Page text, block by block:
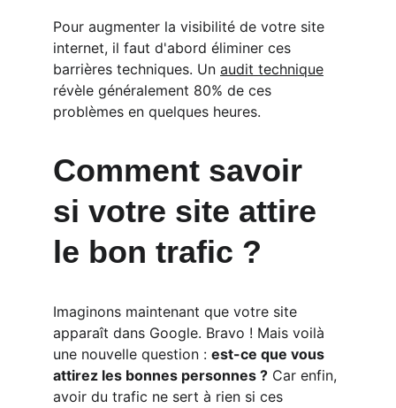
Pour augmenter la visibilité de votre site
internet, il faut d'abord éliminer ces
barrières techniques. Un audit technique
révèle généralement 80% de ces
problèmes en quelques heures.
Comment savoir
si votre site attire
le bon trafic ?
Imaginons maintenant que votre site
apparaît dans Google. Bravo ! Mais voilà
une nouvelle question : est-ce que vous
attirez les bonnes personnes ? Car enfin,
avoir du trafic ne sert à rien si ces